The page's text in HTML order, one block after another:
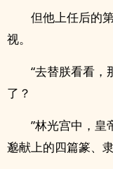
但他上任后的
视。
“去替朕看看，
了？
”林光宫中，皇
邈献上的四篇篆、